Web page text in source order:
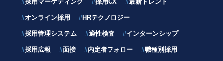
#採用マーケティング #採用CX #最新トレンド
#オンライン採用 #HRテクノロジー
#採用管理システム #適性検査 #インターンシップ
#採用広報 #面接 #内定者フォロー #職種別採用